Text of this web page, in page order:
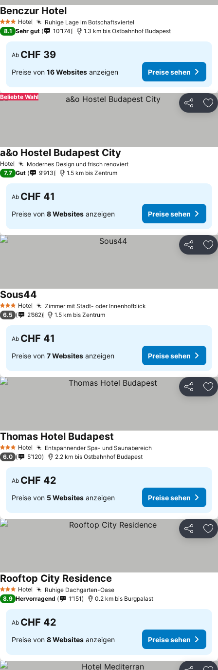
3 SterneHotel Ruhige Lage im Botschaftsviertel
Benczur Hotel
8.1 Sehr gut 10’174 1.3 km bis Ostbahnhof Budapest
Ab CHF 39
Preise von 16 Websites anzeigen Preise sehen
Teilen
Beliebte Wahl
Hotel Modernes Design und frisch renoviert
a&o Hostel Budapest City
7.7 Gut 9’913 1.5 km bis Zentrum
Ab CHF 41
Preise von 8 Websites anzeigen Preise sehen
Teilen
3 SterneHotel Zimmer mit Stadt- oder Innenhofblick
Sous44
6.5 2’662 1.5 km bis Zentrum
Ab CHF 41
Preise von 7 Websites anzeigen Preise sehen
Teilen
3 SterneHotel Entspannender Spa- und Saunabereich
Thomas Hotel Budapest
6.0 5’120 2.2 km bis Ostbahnhof Budapest
Ab CHF 42
Preise von 5 Websites anzeigen Preise sehen
Teilen
3 SterneHotel Ruhige Dachgarten-Oase
Rooftop City Residence
8.9 Hervorragend 1’151 0.2 km bis Burgpalast
Ab CHF 42
Preise von 8 Websites anzeigen Preise sehen